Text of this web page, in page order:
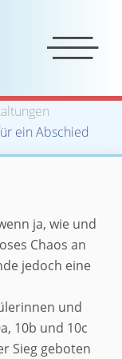
ein Abschied
ja, wie und
Chaos an
jedoch eine
und
10b und 10c
Sieg geboten